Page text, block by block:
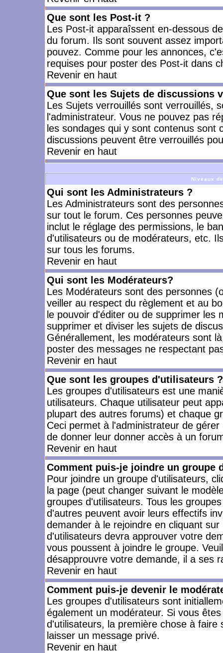
Que sont les Post-it ?
Les Post-it apparaîssent en-dessous
du forum. Ils sont souvent assez
pouvez. Comme pour les annonces,
requises pour poster des Post-it dans
Revenir en haut
Que sont les Sujets de discussions
Les Sujets verrouillés sont verrouillés,
l'administrateur. Vous ne pouvez pas
les sondages qui y sont contenus
discussions peuvent être verrouillés
Revenir en haut
Niveaux
Qui sont les Administrateurs ?
Les Administrateurs sont des
sur tout le forum. Ces personnes
inclut le réglage des permissions, le
d'utilisateurs ou de modérateurs, etc.
sur tous les forums.
Revenir en haut
Qui sont les Modérateurs?
Les Modérateurs sont des personnes
veiller au respect du règlement et au
le pouvoir d'éditer ou de supprimer les
supprimer et diviser les sujets de
Générallement, les modérateurs sont
poster des messages ne respectant
Revenir en haut
Que sont les groupes d'utilisateurs ?
Les groupes d'utilisateurs est une
utilisateurs. Chaque utilisateur peut
plupart des autres forums) et chaque
Ceci permet à l'administrateur de
de donner leur donner accès à un
Revenir en haut
Comment puis-je joindre un groupe
Pour joindre un groupe d'utilisateurs,
la page (peut changer suivant le
groupes d'utilisateurs. Tous les
d'autres peuvent avoir leurs effectifs
demander à le rejoindre en cliquant
d'utilisateurs devra approuver votre
vous poussent à joindre le groupe.
désapprouvre votre demande, il a ses
Revenir en haut
Comment puis-je devenir le
Les groupes d'utilisateurs sont
également un modérateur. Si vous
d'utilisateurs, la première chose à
laisser un message privé.
Revenir en haut